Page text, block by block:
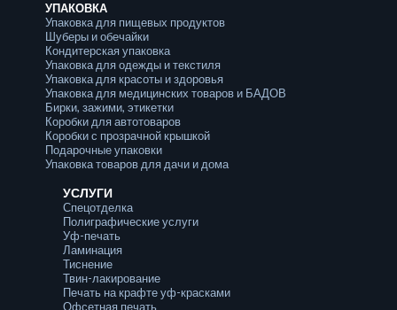
УПАКОВКА
Упаковка для пищевых продуктов
Шуберы и обечайки
Кондитерская упаковка
Упаковка для одежды и текстиля
Упаковка для красоты и здоровья
Упаковка для медицинских товаров и БАДОВ
Бирки, зажими, этикетки
Коробки для автотоваров
Коробки с прозрачной крышкой
Подарочные упаковки
Упаковка товаров для дачи и дома
УСЛУГИ
Спецотделка
Полиграфические услуги
Уф-печать
Ламинация
Тиснение
Твин-лакирование
Печать на крафте уф-красками
Офсетная печать